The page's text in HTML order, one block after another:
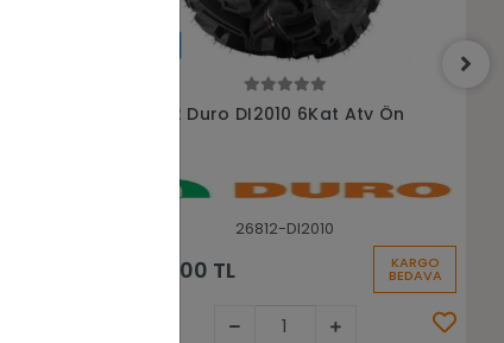
26x9-14 26x11-14 Silvermax BL780
26914-261114-BL780-MAX
22.844,80 TL KARGO
BEDAVA